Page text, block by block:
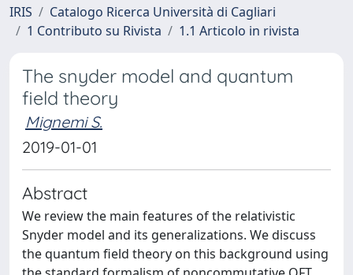
IRIS
Catalogo Ricerca Università di Cagliari
1 Contributo su Rivista
1.1 Articolo in rivista
The snyder model and quantum
field theory
Mignemi S.
2019-01-01
Abstract
We review the main features of the relativistic
Snyder model and its generalizations. We discuss
the quantum field theory on this background using